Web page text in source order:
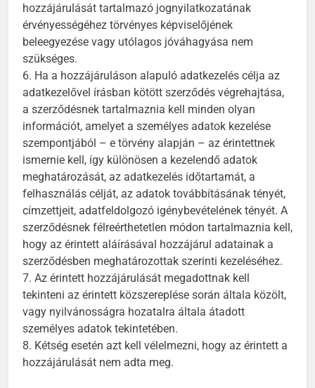
hozzájárulását tartalmazó jognyilatkozatának
érvényességéhez törvényes képviselőjének
beleegyezése vagy utólagos jóváhagyása nem
szükséges.
6. Ha a hozzájáruláson alapuló adatkezelés célja az
adatkezelővel írásban kötött szerződés végrehajtása,
a szerződésnek tartalmaznia kell minden olyan
információt, amelyet a személyes adatok kezelése
szempontjából – e törvény alapján – az érintettnek
ismernie kell, így különösen a kezelendő adatok
meghatározását, az adatkezelés időtartamát, a
felhasználás célját, az adatok továbbításának tényét,
címzettjeit, adatfeldolgozó igénybevételének tényét. A
szerződésnek félreérthetetlen módon tartalmaznia kell,
hogy az érintett aláírásával hozzájárul adatainak a
szerződésben meghatározottak szerinti kezeléséhez.
7. Az érintett hozzájárulását megadottnak kell
tekinteni az érintett közszereplése során általa közölt,
vagy nyilvánosságra hozatalra általa átadott
személyes adatok tekintetében.
8. Kétség esetén azt kell vélelmezni, hogy az érintett a
hozzájárulását nem adta meg.